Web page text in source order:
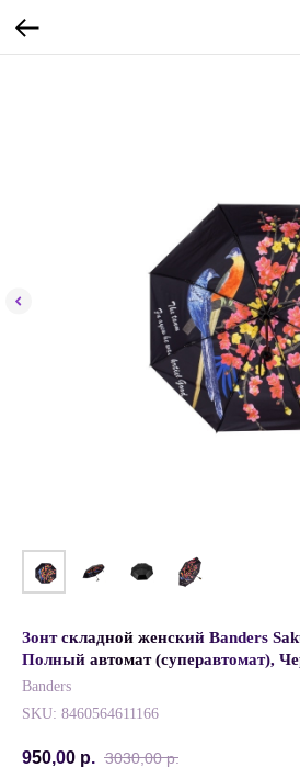
Зонт складной женский Banders
Полный автомат (суперавтомат),
Banders
SKU: 8460564611166
950,00 р. 3030,00 р.